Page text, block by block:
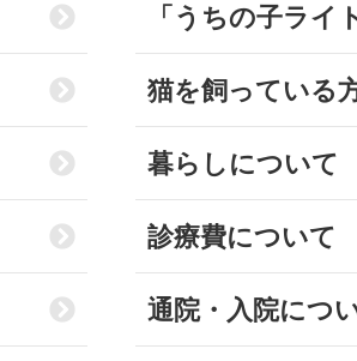
「うちの子ライ
猫を飼っている
暮らしについて
診療費について
通院・入院につ